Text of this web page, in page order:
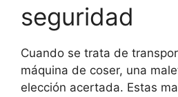
seguridad
Cuando se trata de
máquina de coser, una
elección acertada. Estas